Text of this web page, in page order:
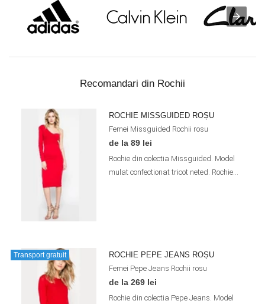
Recomandari din Rochii
ROCHIE MISSGUIDED ROȘU
Femei Missguided Rochii rosu
de la 89 lei
Rochie din colectia Missguided. Model
mulat confectionat tricot neted. Rochie...
Transport gratuit
ROCHIE PEPE JEANS ROȘU
Femei Pepe Jeans Rochii rosu
de la 269 lei
Rochie din colectia Pepe Jeans. Model